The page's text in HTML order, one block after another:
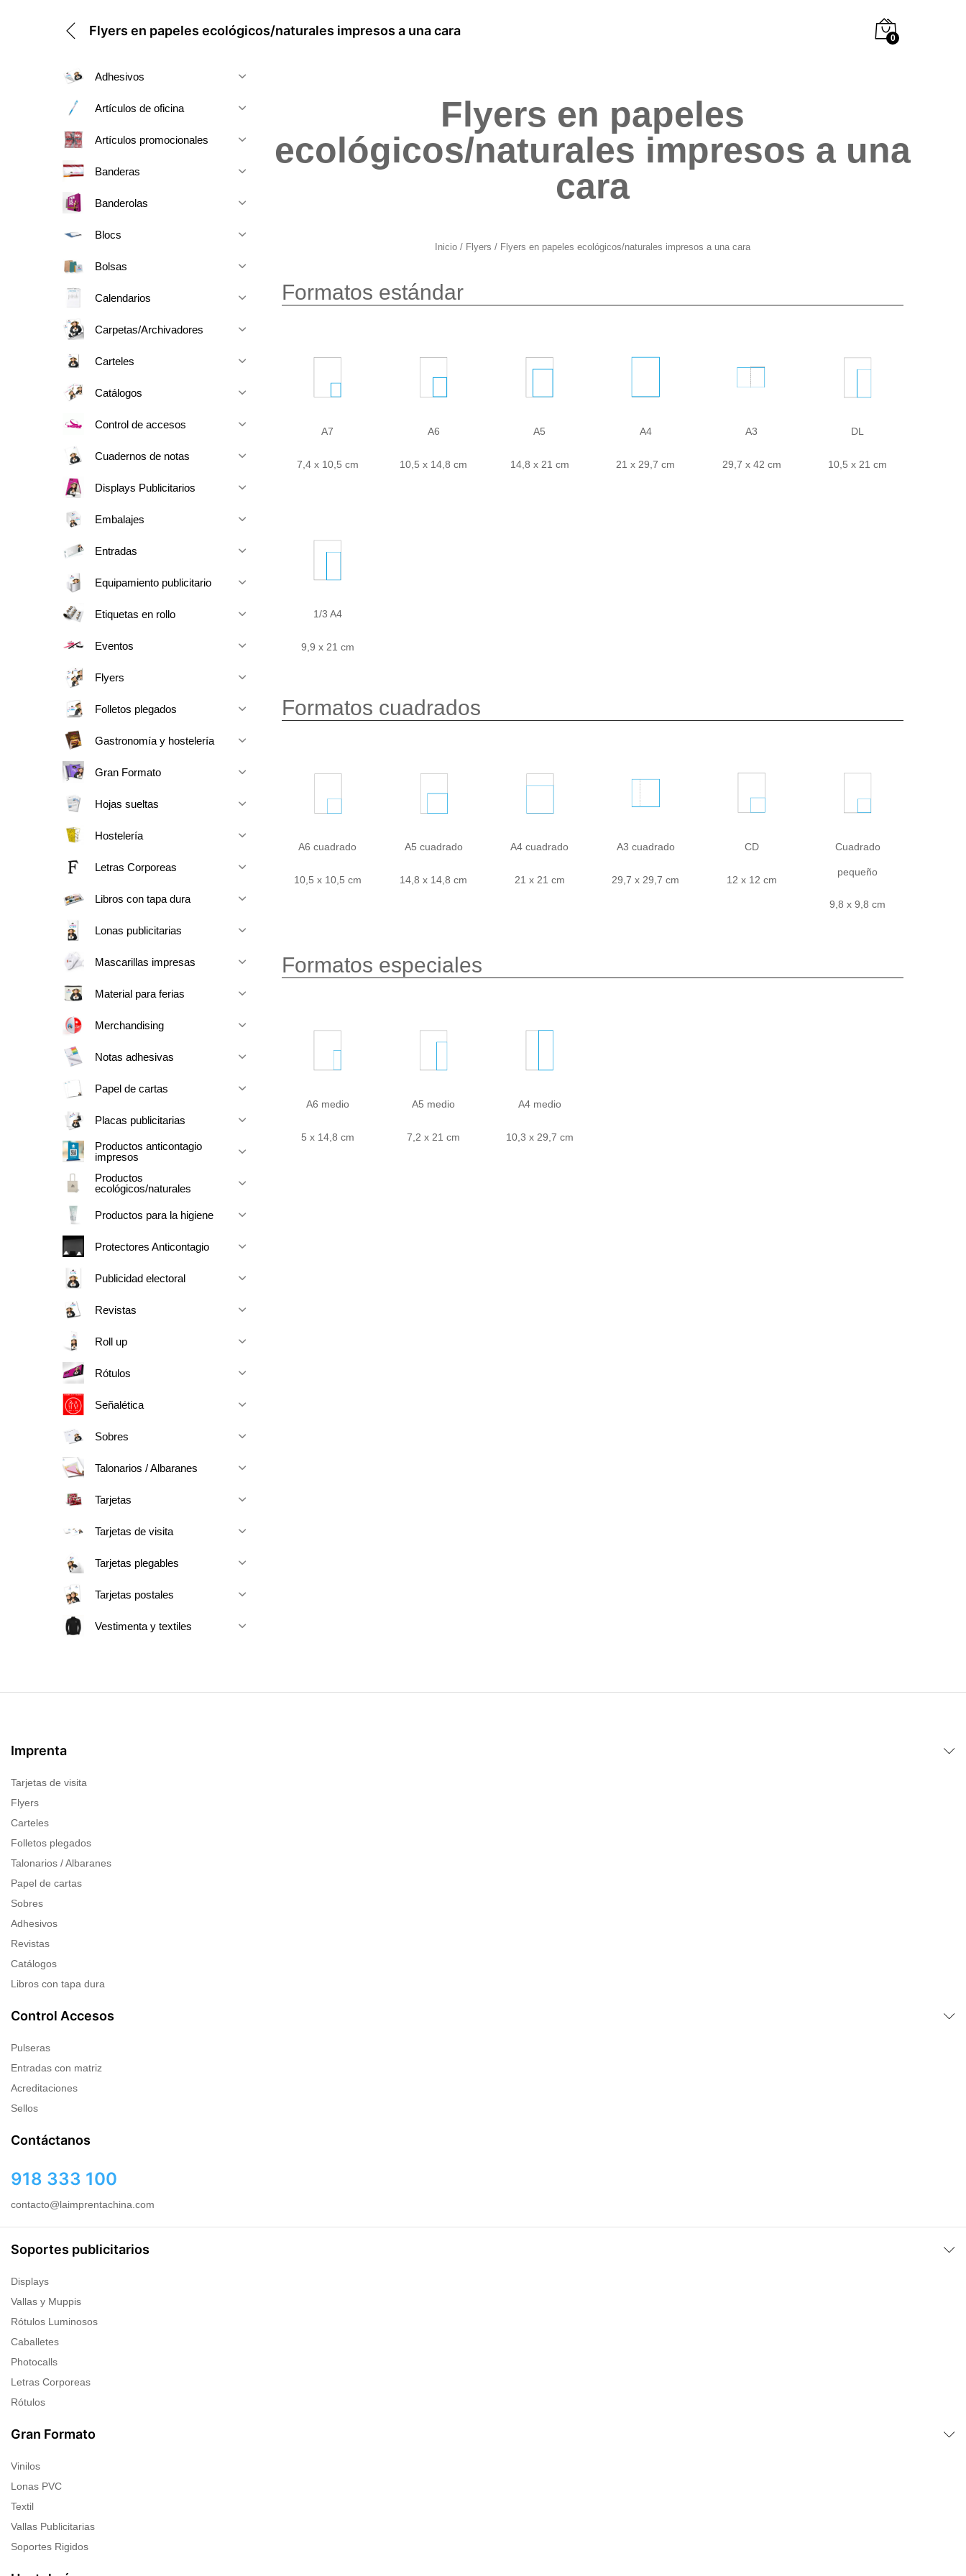
Flyers en papeles ecológicos/naturales impresos a una cara
0
Adhesivos
Artículos de oficina
Artículos promocionales
Banderas
Banderolas
Blocs
Bolsas
Calendarios
Carpetas/Archivadores
Carteles
Catálogos
Control de accesos
Cuadernos de notas
Displays Publicitarios
Embalajes
Entradas
Equipamiento publicitario
Etiquetas en rollo
Eventos
Flyers
Folletos plegados
Gastronomía y hostelería
Gran Formato
Hojas sueltas
Hostelería
Letras Corporeas
Libros con tapa dura
Lonas publicitarias
Mascarillas impresas
Material para ferias
Merchandising
Notas adhesivas
Papel de cartas
Placas publicitarias
Productos anticontagio
impresos
Productos
ecológicos/naturales
Productos para la higiene
Protectores Anticontagio
Publicidad electoral
Revistas
Roll up
Rótulos
Señalética
Sobres
Talonarios / Albaranes
Tarjetas
Tarjetas de visita
Tarjetas plegables
Tarjetas postales
Vestimenta y textiles
Flyers en papeles
ecológicos/naturales impresos a una
cara
Inicio / Flyers / Flyers en papeles ecológicos/naturales impresos a una cara
Formatos estándar
A7
7,4 x 10,5 cm
A6
10,5 x 14,8 cm
A5
14,8 x 21 cm
A4
21 x 29,7 cm
A3
29,7 x 42 cm
DL
10,5 x 21 cm
1/3 A4
9,9 x 21 cm
Formatos cuadrados
A6 cuadrado
10,5 x 10,5 cm
A5 cuadrado
14,8 x 14,8 cm
A4 cuadrado
21 x 21 cm
A3 cuadrado
29,7 x 29,7 cm
CD
12 x 12 cm
Cuadrado
pequeño
9,8 x 9,8 cm
Formatos especiales
A6 medio
5 x 14,8 cm
A5 medio
7,2 x 21 cm
A4 medio
10,3 x 29,7 cm
Imprenta
Tarjetas de visita
Flyers
Carteles
Folletos plegados
Talonarios / Albaranes
Papel de cartas
Sobres
Adhesivos
Revistas
Catálogos
Libros con tapa dura
Control Accesos
Pulseras
Entradas con matriz
Acreditaciones
Sellos
Contáctanos
918 333 100
contacto@laimprentachina.com
Soportes publicitarios
Displays
Vallas y Muppis
Rótulos Luminosos
Caballetes
Photocalls
Letras Corporeas
Rótulos
Gran Formato
Vinilos
Lonas PVC
Textil
Vallas Publicitarias
Soportes Rigidos